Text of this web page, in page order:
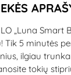
„Luna Smart
Tik 5 minutės
ilgiau
tokių